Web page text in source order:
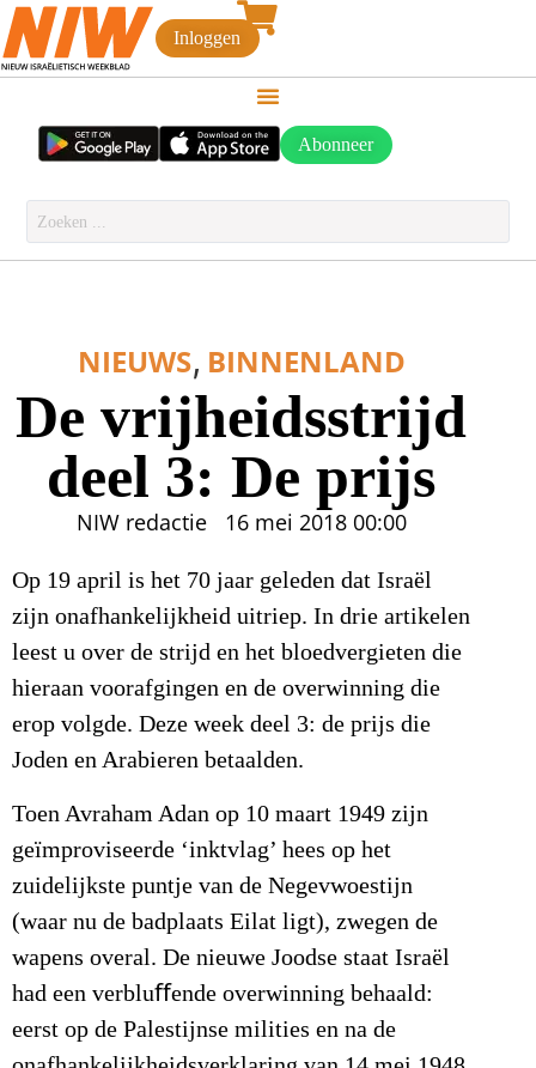
Inloggen
Abonneer
NIEUWS, BINNENLAND
De vrijheidsstrijd
deel 3: De prijs
NIW redactie 16 mei 2018 00:00
Op 19 april is het 70 jaar geleden dat Israël
zijn onafhankelijkheid uitriep. In drie artikelen
leest u over de strijd en het bloedvergieten die
hieraan voorafgingen en de overwinning die
erop volgde. Deze week deel 3: de prijs die
Joden en Arabieren betaalden.
Toen Avraham Adan op 10 maart 1949 zijn
geïmproviseerde ‘inktvlag’ hees op het
zuidelijkste puntje van de Negevwoestijn
(waar nu de badplaats Eilat ligt), zwegen de
wapens overal. De nieuwe Joodse staat Israël
had een verbluﬀende overwinning behaald:
eerst op de Palestijnse milities en na de